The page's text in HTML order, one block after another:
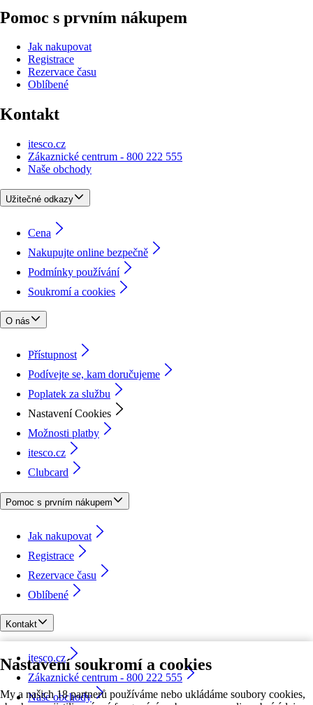
Nastavení soukromí a cookies
My a našich 18 partnerů používáme nebo ukládáme soubory cookies,
Pomoc s prvním nákupem
Jak nakupovat
Registrace
Rezervace času
Oblíbené
Kontakt
itesco.cz
Zákaznické centrum - 800 222 555
Naše obchody
Užitečné odkazy
Cena
Nakupujte online bezpečně
Podmínky používání
Soukromí a cookies
O nás
Přístupnost
Podívejte se, kam doručujeme
Poplatek za službu
Nastavení Cookies
Možnosti platby
itesco.cz
Clubcard
Pomoc s prvním nákupem
Jak nakupovat
Registrace
Rezervace času
Oblíbené
Kontakt
itesco.cz
Zákaznické centrum - 800 222 555
Naše obchody